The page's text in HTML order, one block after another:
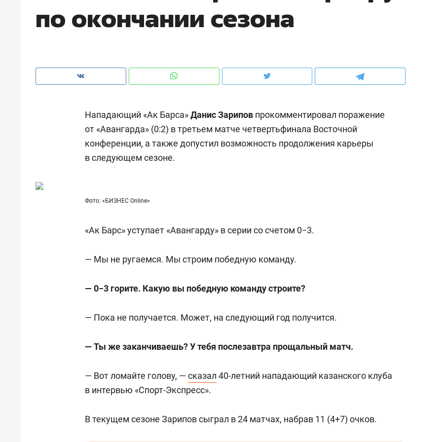
по окончании сезона
Нападающий «Ак Барса»Данис Зарипов прокомментировал поражение
от «Авангарда» (0:2) в третьем матче четвертьфинала Восточной
конференции, а также допустил возможность продолжения карьеры
в следующем сезоне.
Фото: «БИЗНЕС Online»
«Ак Барс» уступает «Авангарду» в серии со счетом 0−3.
— Мы не ругаемся. Мы строим победную команду.
— 0−3 горите. Какую вы победную команду строите?
— Пока не получается. Может, на следующий год получится.
— Ты же заканчиваешь? У тебя послезавтра прощальный матч.
— Вот ломайте голову, — сказал 40-летний нападающий казанского клуба
в интервью «Спорт-Экспресс».
В текущем сезоне Зарипов сыграл в 24 матчах, набрав 11 (4+7) очков.
чем интересен Оман?
Наседкина: «Ремонт вместе
для меня это челлендж!»
дней